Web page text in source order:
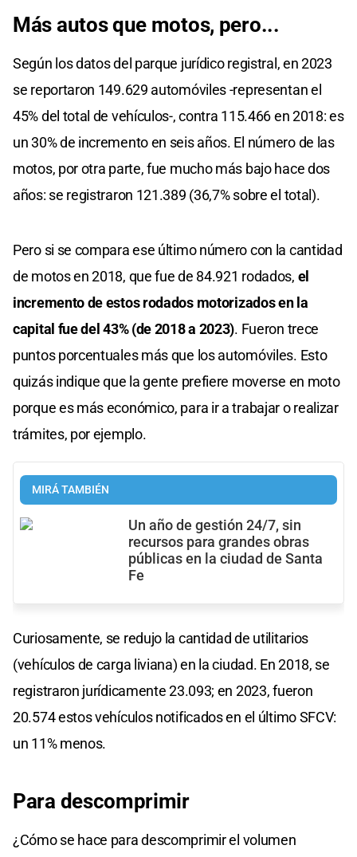
Más autos que motos, pero...
Según los datos del parque jurídico registral, en 2023
se reportaron 149.629 automóviles -representan el
45% del total de vehículos-, contra 115.466 en 2018: es
un 30% de incremento en seis años. El número de las
motos, por otra parte, fue mucho más bajo hace dos
años: se registraron 121.389 (36,7% sobre el total).
Pero si se compara ese último número con la cantidad
de motos en 2018, que fue de 84.921 rodados, el
incremento de estos rodados motorizados en la
capital fue del 43% (de 2018 a 2023). Fueron trece
puntos porcentuales más que los automóviles. Esto
quizás indique que la gente prefiere moverse en moto
porque es más económico, para ir a trabajar o realizar
trámites, por ejemplo.
MIRÁ TAMBIÉN
Un año de gestión 24/7, sin
recursos para grandes obras
públicas en la ciudad de Santa
Fe
Curiosamente, se redujo la cantidad de utilitarios
(vehículos de carga liviana) en la ciudad. En 2018, se
registraron jurídicamente 23.093; en 2023, fueron
20.574 estos vehículos notificados en el último SFCV:
un 11% menos.
Para descomprimir
¿Cómo se hace para descomprimir el volumen